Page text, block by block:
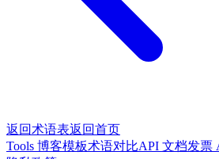
返回术语表返回首页
Tools 博客模板术语对比API 文档发票